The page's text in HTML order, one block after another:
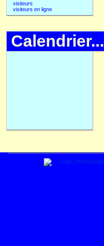
visiteurs
visiteurs en ligne
Calendrier...